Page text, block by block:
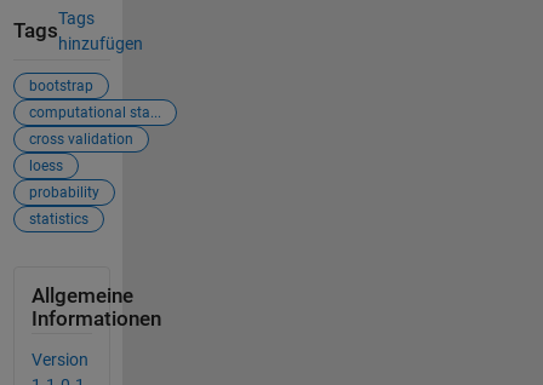
Tags
Tags
hinzufügen
bootstrap
computational sta...
cross validation
loess
probability
statistics
Allgemeine
Informationen
Version